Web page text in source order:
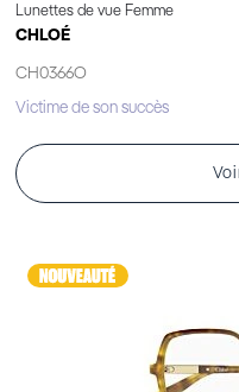
Lunettes de vue Femme
CHLOÉ
CH0366O
Victime de son succès